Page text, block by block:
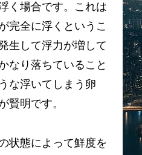
く場合です。これは
完全に浮くというこ
生して浮力が増して
なり落ちていること
な浮いてしまう卵
賢明です。
状態によって鮮度を